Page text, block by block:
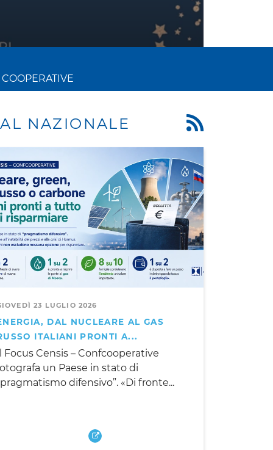
NAZIONALE
23 LUGLIO 2026
DAL NUCLEARE AL GAS
ITALIANI PRONTI A...
Il Focus Censis – Confcooperative
un Paese in stato di
difensivo”. «Di fronte...